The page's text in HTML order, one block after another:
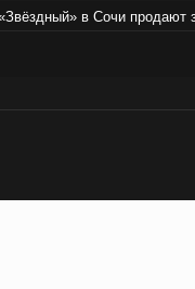
в Сочи продают